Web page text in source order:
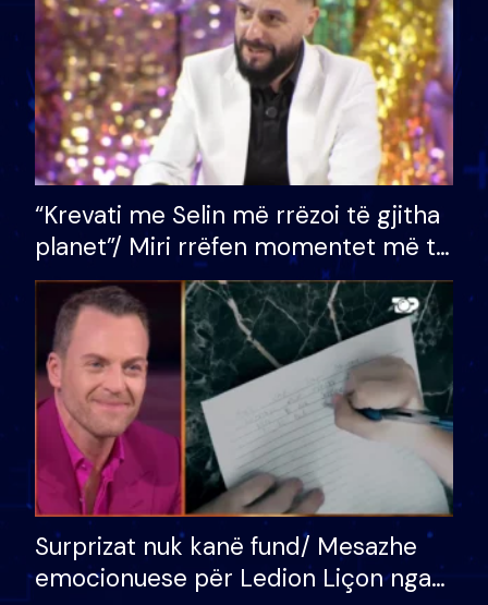
“Krevati me Selin më rrëzoi të gjitha
planet”/ Miri rrëfen momentet më të
bukura në shtëpinë e BB VIP: Do më
mungojë zilja e mëngjesit kur…
Surprizat nuk kanë fund/ Mesazhe
emocionuese për Ledion Liçon nga